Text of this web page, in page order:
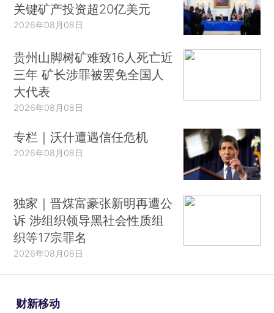
关键矿产投资超20亿美元
2026年08月08日
贵州山脚树矿难致16人死亡近
三年 矿长涉罪被罢免全国人
大代表
2026年08月08日
专栏｜沃什遭遇信任危机
2026年08月08日
独家｜晋煤富豪张新明再遭公
诉 涉组织领导黑社会性质组
织等17宗罪名
2026年08月08日
财新移动